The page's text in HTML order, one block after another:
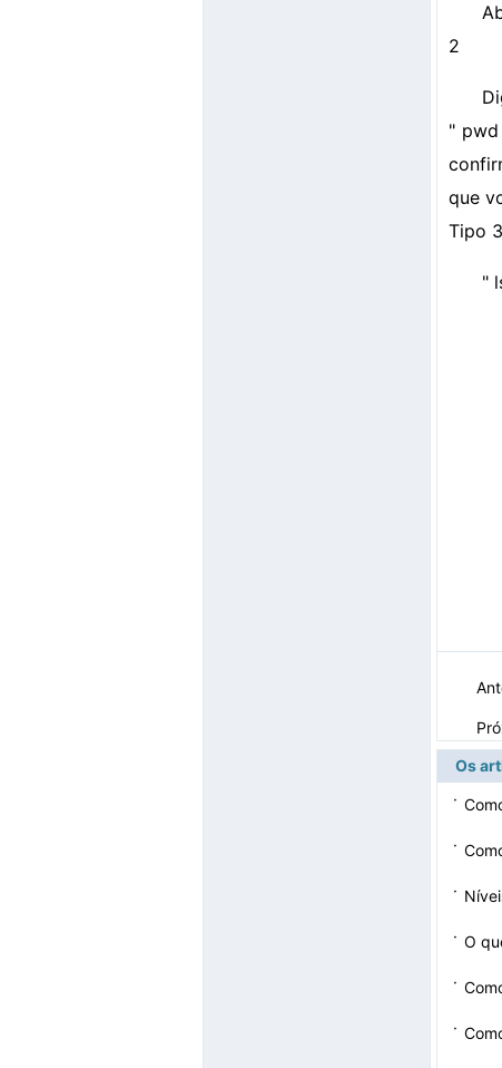
2
"
que
Tipo 3
"
Os
·
·
·
· O
·
·